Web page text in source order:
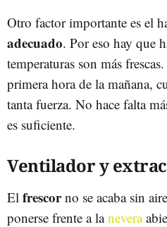
Otro factor importante es el
adecuado. Por eso hay que
temperaturas son más
primera hora de la mañana,
tanta fuerza. No hace falta
es suficiente.
Ventilador y
El frescorno se acaba sin
ponerse frente a lanevera